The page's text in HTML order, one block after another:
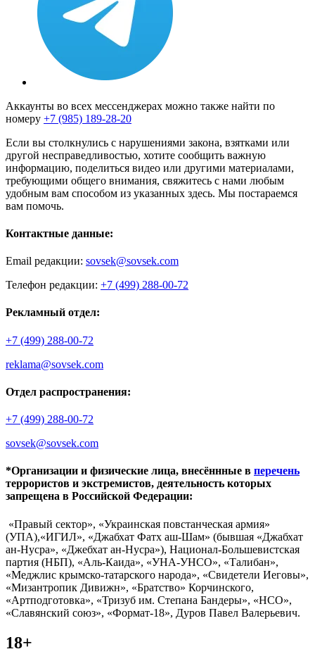
Аккаунты во всех мессенджерах можно также найти по
номеру +7 (985) 189-28-20
Если вы столкнулись с нарушениями закона, взятками или
другой несправедливостью, хотите сообщить важную
информацию, поделиться видео или другими материалами,
требующими общего внимания, свяжитесь с нами любым
удобным вам способом из указанных здесь. Мы постараемся
вам помочь.
Контактные данные:
Email редакции: sovsek@sovsek.com
Телефон редакции: +7 (499) 288-00-72
Рекламный отдел:
+7 (499) 288-00-72
reklama@sovsek.com
Отдел распространения:
+7 (499) 288-00-72
sovsek@sovsek.com
*Организации и физические лица, внесённные в перечень
террористов и экстремистов, деятельность которых
запрещена в Российской Федерации:
«Правый сектор», «Украинская повстанческая армия»
(УПА),«ИГИЛ», «Джабхат Фатх аш-Шам» (бывшая «Джабхат
ан-Нусра», «Джебхат ан-Нусра»), Национал-Большевистская
партия (НБП), «Аль-Каида», «УНА-УНСО», «Талибан»,
«Меджлис крымско-татарского народа», «Свидетели Иеговы»,
«Мизантропик Дивижн», «Братство» Корчинского,
«Артподготовка», «Тризуб им. Степана Бандеры», «НСО»,
«Славянский союз», «Формат-18», Дуров Павел Валерьевич.
18+